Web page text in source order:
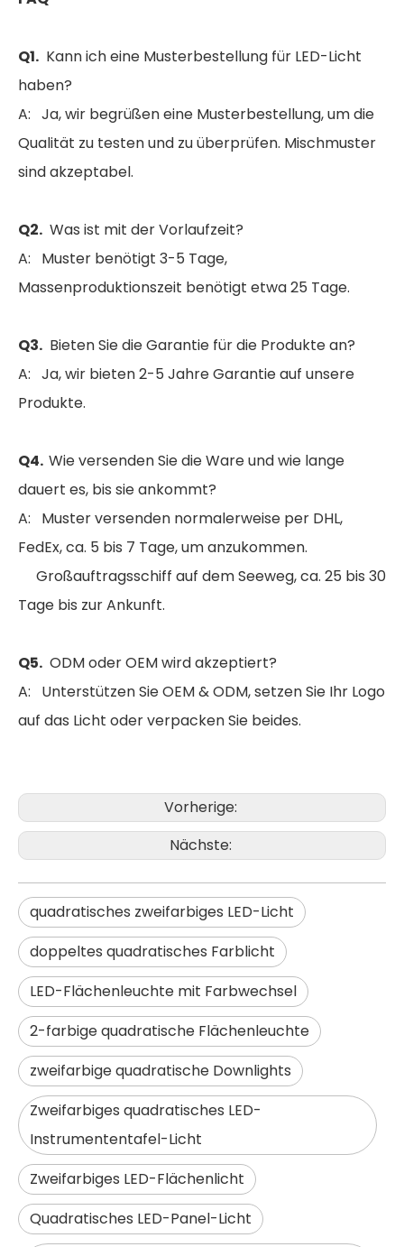
Q1. Kann ich eine Musterbestellung für LED-Licht
haben?
A: Ja, wir begrüßen eine Musterbestellung, um die
Qualität zu testen und zu überprüfen. Mischmuster
sind akzeptabel.
Q2. Was ist mit der Vorlaufzeit?
A: Muster benötigt 3-5 Tage,
Massenproduktionszeit benötigt etwa 25 Tage.
Q3. Bieten Sie die Garantie für die Produkte an?
A: Ja, wir bieten 2-5 Jahre Garantie auf unsere
Produkte.
Q4. Wie versenden Sie die Ware und wie lange
dauert es, bis sie ankommt?
A: Muster versenden normalerweise per DHL,
FedEx, ca. 5 bis 7 Tage, um anzukommen.
Großauftragsschiff auf dem Seeweg, ca. 25 bis 30
Tage bis zur Ankunft.
Q5. ODM oder OEM wird akzeptiert?
A: Unterstützen Sie OEM & ODM, setzen Sie Ihr Logo
auf das Licht oder verpacken Sie beides.
Vorherige:
Nächste:
quadratisches zweifarbiges LED-Licht
doppeltes quadratisches Farblicht
LED-Flächenleuchte mit Farbwechsel
2-farbige quadratische Flächenleuchte
zweifarbige quadratische Downlights
Zweifarbiges quadratisches LED-
Instrumententafel-Licht
Zweifarbiges LED-Flächenlicht
Quadratisches LED-Panel-Licht
Hochwertige IP65 wasserdichte Aluminium-Solar-LED-Straßenlaterne für den Außenbereich
Hohe Helligkeit 200w führte Straßenlaternen 3030led Außenbeleuchtung